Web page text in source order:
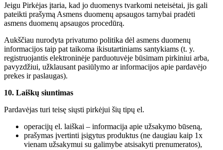
Jeigu Pirkėjas įtaria, kad jo duomenys tvarkomi neteisėtai, jis gali
pateikti prašymą Asmens duomenų apsaugos tarnybai pradėti
asmens duomenų apsaugos procedūrą.
Aukščiau nurodyta privatumo politika dėl asmens duomenų
informacijos taip pat taikoma ikisutartiniams santykiams (t. y.
registruojantis elektroninėje parduotuvėje būsimam pirkiniui arba,
pavyzdžiui, užklausant pasiūlymo ar informacijos apie pardavėjo
prekes ir paslaugas).
10. Laiškų siuntimas
Pardavėjas turi teisę siųsti pirkėjui šių tipų el.
operacijų el. laiškai – informacija apie užsakymo būseną,
prašymas įvertinti įsigytus produktus (ne daugiau kaip 1x
vienam užsakymui su galimybe atsisakyti prenumeratos),